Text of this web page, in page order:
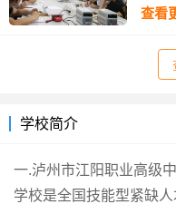
查看
学校简介
一.泸州市江阳职业高级
学校是全国技能型紧缺